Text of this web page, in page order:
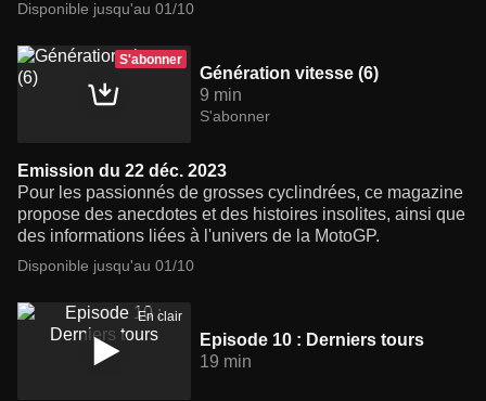
Disponible jusqu'au 01/10
S'abonner
Génération vitesse (6)
9 min
S'abonner
Emission du 22 déc. 2023
Pour les passionnés de grosses cyclindrées, ce magazine
propose des anecdotes et des histoires insolites, ainsi que
des informations liées à l'univers de la MotoGP.
Disponible jusqu'au 01/10
En clair
Episode 10 : Derniers tours
19 min